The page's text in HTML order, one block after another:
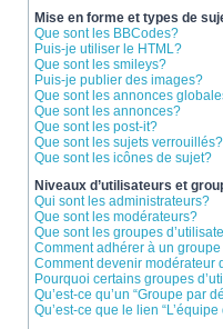
Mise en forme et types de
Que sont les BBCodes?
Puis-je utiliser le HTML?
Que sont les smileys?
Puis-je publier des images?
Que sont les annonces
Que sont les annonces?
Que sont les post-it?
Que sont les sujets verrouillés?
Que sont les icônes de sujet?
Niveaux d’utilisateurs et
Qui sont les administrateurs?
Que sont les modérateurs?
Que sont les groupes
Comment adhérer à un groupe
Comment devenir modérateur
Pourquoi certains groupes
Qu’est-ce qu’un “Groupe par
Qu’est-ce que le lien “L’équipe